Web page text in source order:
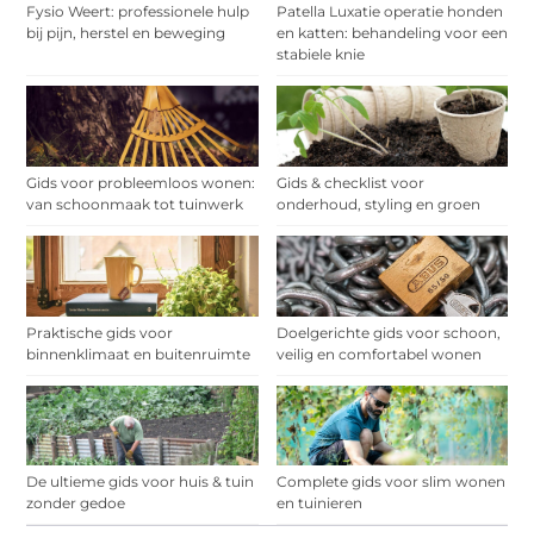
Fysio Weert: professionele hulp
bij pijn, herstel en beweging
Patella Luxatie operatie honden
en katten: behandeling voor een
stabiele knie
Gids voor probleemloos wonen:
van schoonmaak tot tuinwerk
Gids & checklist voor
onderhoud, styling en groen
Praktische gids voor
binnenklimaat en buitenruimte
Doelgerichte gids voor schoon,
veilig en comfortabel wonen
De ultieme gids voor huis & tuin
zonder gedoe
Complete gids voor slim wonen
en tuinieren